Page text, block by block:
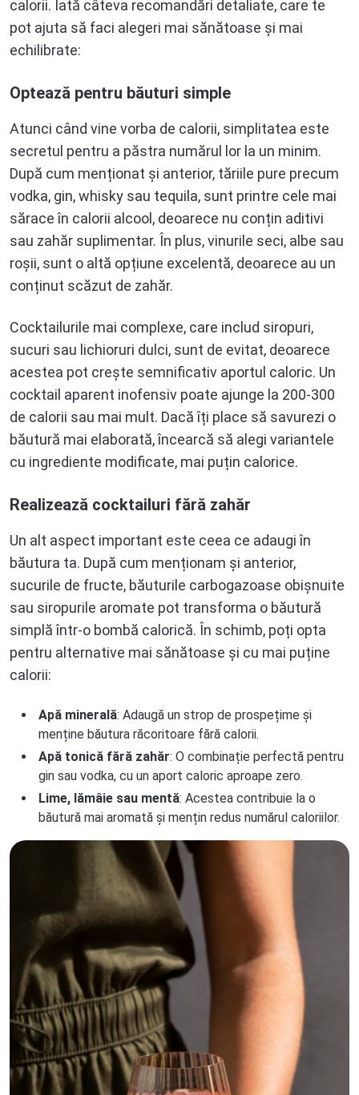
calorii. Iată câteva recomandări detaliate, care te
pot ajuta să faci alegeri mai sănătoase și mai
echilibrate:
Optează pentru băuturi simple
Atunci când vine vorba de calorii, simplitatea este
secretul pentru a păstra numărul lor la un minim.
După cum menționat și anterior, tăriile pure precum
vodka, gin, whisky sau tequila, sunt printre cele mai
sărace în calorii alcool, deoarece nu conțin aditivi
sau zahăr suplimentar. În plus, vinurile seci, albe sau
roșii, sunt o altă opțiune excelentă, deoarece au un
conținut scăzut de zahăr.
Cocktailurile mai complexe, care includ siropuri,
sucuri sau lichioruri dulci, sunt de evitat, deoarece
acestea pot crește semnificativ aportul caloric. Un
cocktail aparent inofensiv poate ajunge la 200-300
de calorii sau mai mult. Dacă îți place să savurezi o
băutură mai elaborată, încearcă să alegi variantele
cu ingrediente modificate, mai puțin calorice.
Realizează cocktailuri fără zahăr
Un alt aspect important este ceea ce adaugi în
băutura ta. După cum menționam și anterior,
sucurile de fructe, băuturile carbogazoase obișnuite
sau siropurile aromate pot transforma o băutură
simplă într-o bombă calorică. În schimb, poți opta
pentru alternative mai sănătoase și cu mai puține
calorii:
Apă minerală: Adaugă un strop de prospețime și
menține băutura răcoritoare fără calorii.
Apă tonică fără zahăr: O combinație perfectă pentru
gin sau vodka, cu un aport caloric aproape zero.
Lime, lămâie sau mentă: Acestea contribuie la o
băutură mai aromată și mențin redus numărul caloriilor.